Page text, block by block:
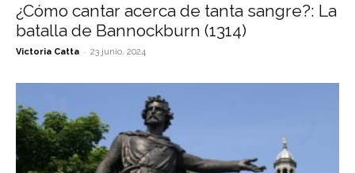
¿Cómo cantar acerca de tanta sangre?: La
batalla de Bannockburn (1314)
Victoria Catta - 23 junio, 2024